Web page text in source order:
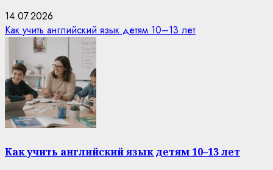
14.07.2026
Как учить английский язык детям 10–13 лет
Как учить английский язык детям 10–13 лет